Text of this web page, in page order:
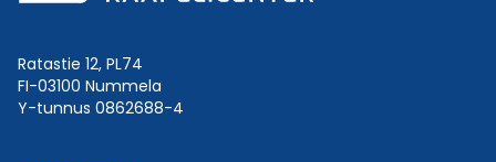
Ratastie 12, PL74
FI-03100 Nummela
Y-tunnus 0862688-4